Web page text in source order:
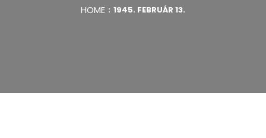
HOME 1945. FEBRUÁR 13.